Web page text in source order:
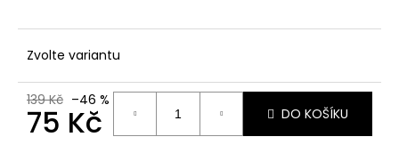
Zvolte variantu
139 Kč –46 %
75 Kč DO KOŠÍKU
č
u
e
m